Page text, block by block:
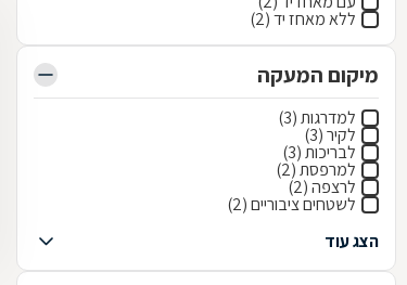
ללא מאחז יד (2)
מיקום המעקה
למדרגות (3)
לקיר (3)
לבריכות (3)
למרפסת (2)
לרצפה (2)
לשטחים ציבוריים (2)
הצג עוד